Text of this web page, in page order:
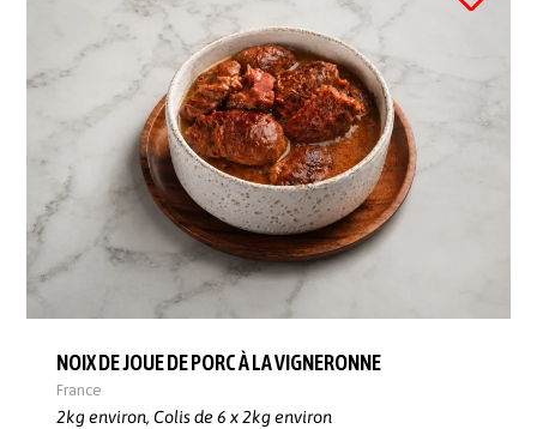
NOIX DE JOUE DE PORC À LA VIGNERONNE
France
2kg environ, Colis de 6 x 2kg environ